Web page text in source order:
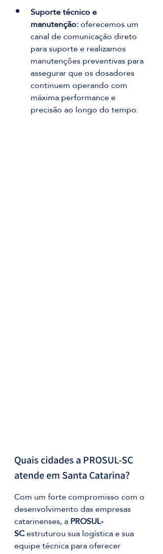
Suporte técnico e
manutenção: oferecemos um
canal de comunicação direto
para suporte e realizamos
manutenções preventivas para
assegurar que os dosadores
continuem operando com
máxima performance e
precisão ao longo do tempo.
Quais cidades a PROSUL-SC
atende em Santa Catarina?
Com um forte compromisso com o
desenvolvimento das empresas
catarinenses, a PROSUL-
SC estruturou sua logística e sua
equipe técnica para oferecer